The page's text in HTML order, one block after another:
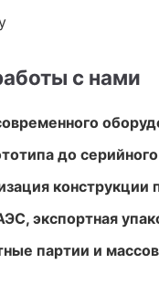
с нами
до
конструкции
экспортная
партии и